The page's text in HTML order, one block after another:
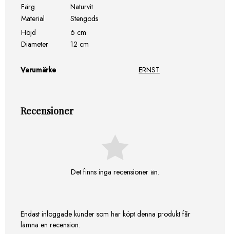
Färg
Naturvit
Material
Stengods
Höjd
6 cm
Diameter
12 cm
Varumärke ERNST
Recensioner
Det finns inga recensioner än.
Endast inloggade kunder som har köpt denna produkt får
lämna en recension.